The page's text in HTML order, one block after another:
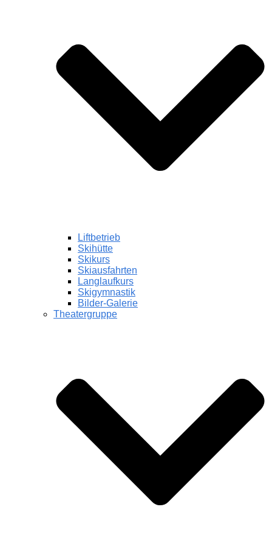
Liftbetrieb
Skihütte
Skikurs
Skiausfahrten
Langlaufkurs
Skigymnastik
Bilder-Galerie
Theatergruppe